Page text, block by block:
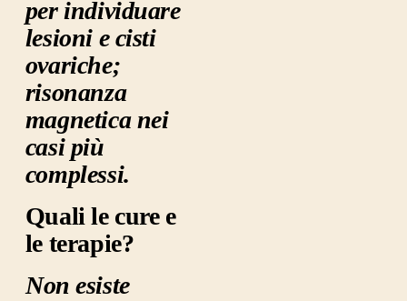
per individuare
lesioni e cisti
ovariche;
risonanza
magnetica nei
casi più
complessi.
Quali le cure e
le terapie?
Non esiste